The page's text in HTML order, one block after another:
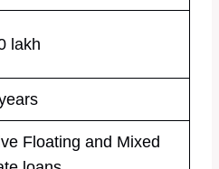
lakh
Floating and Mixed